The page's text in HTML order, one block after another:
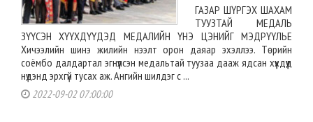
ГАЗАР ШҮРГЭХ ШАХАМ
ТУУЗТАЙ МЕДАЛЬ
ЗҮҮСЭН ХҮҮХДҮҮДЭД МЕДАЛИЙН ҮНЭ ЦЭНИЙГ МЭДРҮҮЛЬЕ
Хичээлийн шинэ жилийн нээлт орон даяар эхэллээ. Төрийн
соёмбо далдартал эгнүүлсэн медальтай туузаа дааж ядсан хүүхдүүд
нүдэнд эрхгүй тусах аж. Ангийн шилдэг с ...
2022-09-02 07:00:00